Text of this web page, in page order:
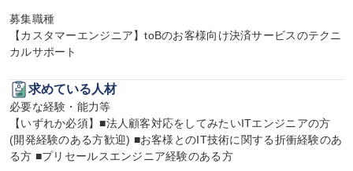
募集職種
【カスタマーエンジニア】toBのお客様向け決済サービスのテクニ
カルサポート
求めている人材
必要な経験・能力等
【いずれか必須】■法人顧客対応をしてみたいITエンジニアの方
(開発経験のある方歓迎) ■お客様とのIT技術に関する折衝経験のあ
る方 ■プリセールスエンジニア経験のある方